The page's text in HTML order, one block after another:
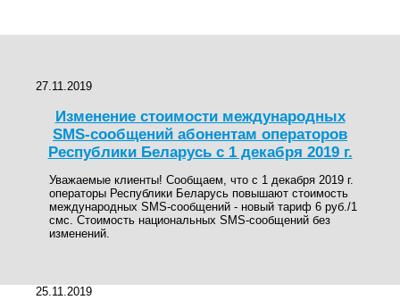
27.11.2019
Изменение стоимости международных
SMS-сообщений абонентам операторов
Республики Беларусь с 1 декабря 2019 г.
Уважаемые клиенты! Сообщаем, что с 1 декабря 2019 г.
операторы Республики Беларусь повышают стоимость
международных SMS-сообщений - новый тариф 6 руб./1
смс. Стоимость национальных SMS-сообщений без
изменений.
25.11.2019